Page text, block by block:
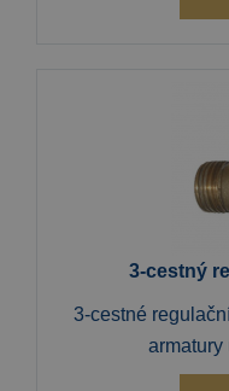
3-cestný
3-cestné
armatury